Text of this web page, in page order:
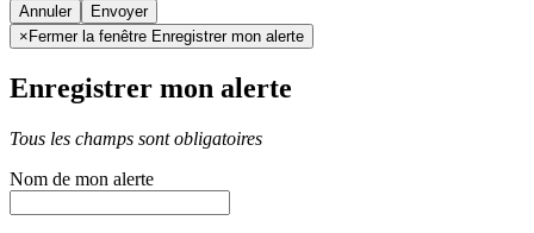
Annuler
× Fermer la fenêtre Enregistrer mon alerte
Enregistrer mon alerte
Tous les champs sont obligatoires
Nom de mon alerte